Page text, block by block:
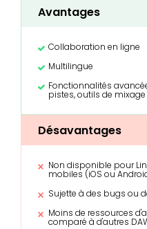
Avantages
Collaboration en ligne
Multilingue
Fonctionnalités
pistes, outils de
Désavantages
Non disponible pour
mobiles (iOS ou
Sujette à des bugs ou
Moins de ressources
comparé à d'autres